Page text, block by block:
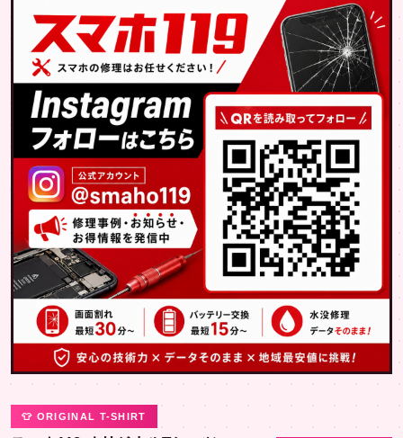
👕 ORIGINAL T-SHIRT